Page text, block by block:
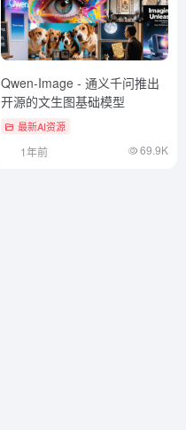
Qwen-Image - 通义千问推出
开源的文生图基础模型
最新AI资源
1年前 69.9K